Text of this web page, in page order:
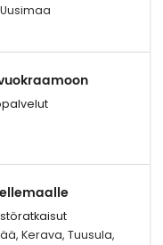
Kerava, Tuusula,